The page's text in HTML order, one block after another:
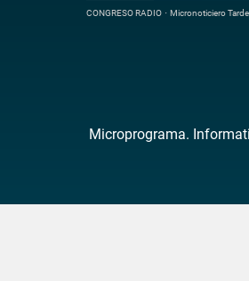
CONGRESO RADIO · Micronoticiero
Microprograma.